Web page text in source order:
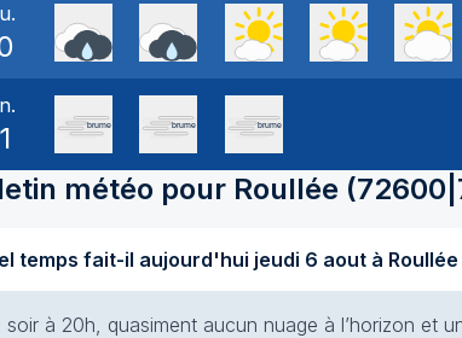
météo pour Roullée (
Quel temps fait-il aujourd'hui jeudi 6 aout à
soir à 20h, quasiment aucun nuage à l’horizon et